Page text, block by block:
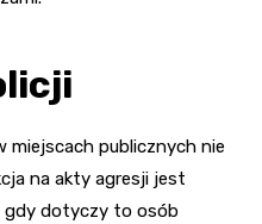
miejscach publicznych nie
na akty agresji jest
gdy dotyczy to osób